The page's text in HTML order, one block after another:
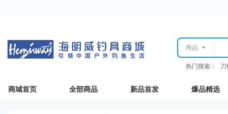
商品
热门搜索：
商城首页 全部商品 新品首发 爆品精选